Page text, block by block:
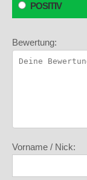
POSITIV
Bewertung:
Vorname / Nick: